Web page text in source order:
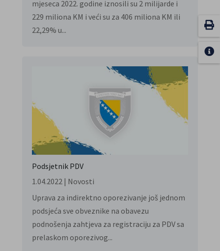
mjeseca 2022. godine iznosili su 2 milijarde i
229 miliona KM i veći su za 406 miliona KM ili
22,29% u...
Podsjetnik PDV
1.04.2022 | Novosti
Uprava za indirektno oporezivanje još jednom
podsjeća sve obveznike na obavezu
podnošenja zahtjeva za registraciju za PDV sa
prelaskom oporezivog...